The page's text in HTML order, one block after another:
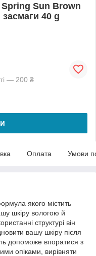
Sun Brown
40 g
— 200 ₴
Оплата Умови
якого містить
шкіру вологою й
структурі він
вашу шкіру після
допоможе впоратися з
опіками, вирівняти